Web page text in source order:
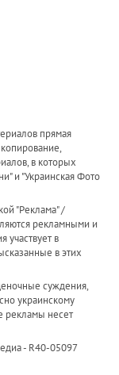
прямая
в которых
и "Украинская Фото
"Реклама" /
рекламными и
участвует в
в этих
суждения,
украинскому
рекламы несет
- R40-05097